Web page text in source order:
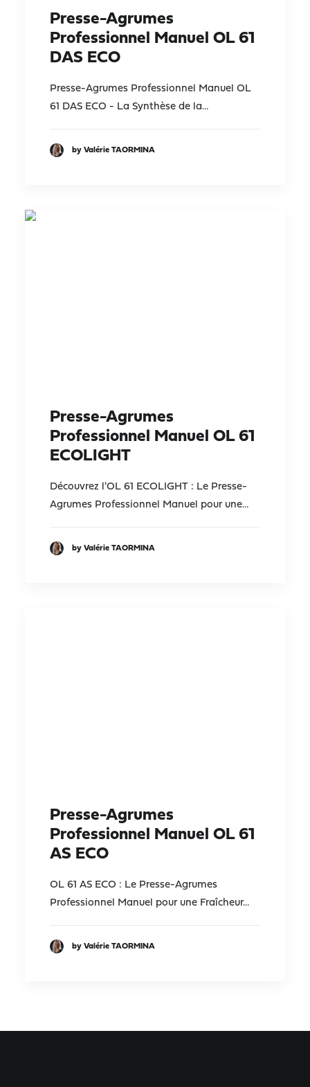
Presse-Agrumes
Professionnel Manuel OL 61
DAS ECO
Presse-Agrumes Professionnel Manuel OL
61 DAS ECO - La Synthèse de la…
by Valérie TAORMINA
Presse-Agrumes
Professionnel Manuel OL 61
ECOLIGHT
Découvrez l'OL 61 ECOLIGHT : Le Presse-
Agrumes Professionnel Manuel pour une…
by Valérie TAORMINA
Presse-Agrumes
Professionnel Manuel OL 61
AS ECO
OL 61 AS ECO : Le Presse-Agrumes
Professionnel Manuel pour une Fraîcheur…
by Valérie TAORMINA